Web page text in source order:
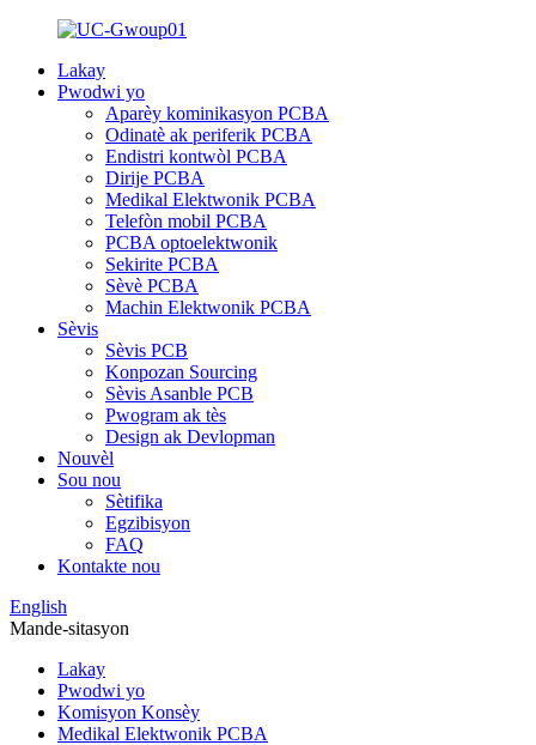
Lakay
Pwodwi yo
Aparèy kominikasyon PCBA
Odinatè ak periferik PCBA
Endistri kontwòl PCBA
Dirije PCBA
Medikal Elektwonik PCBA
Telefòn mobil PCBA
PCBA optoelektwonik
Sekirite PCBA
Sèvè PCBA
Machin Elektwonik PCBA
Sèvis
Sèvis PCB
Konpozan Sourcing
Sèvis Asanble PCB
Pwogram ak tès
Design ak Devlopman
Nouvèl
Sou nou
Sètifika
Egzibisyon
FAQ
Kontakte nou
English
Mande-sitasyon
Lakay
Pwodwi yo
Komisyon Konsèy
Medikal Elektwonik PCBA